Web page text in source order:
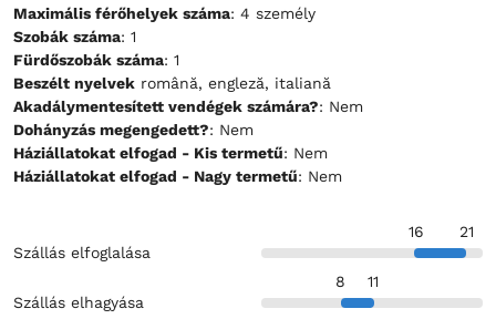
Maximális férőhelyek száma: 4 személy
Szobák száma: 1
Fürdőszobák száma: 1
Beszélt nyelvek română, engleză, italiană
Akadálymentesített vendégek számára?
: Nem
Dohányzás megengedett?
: Nem
Háziállatokat elfogad - Kis termetű
: Nem
Háziállatokat elfogad - Nagy termetű
: Nem
Szállás elfoglalása
16 21
Szállás elhagyása
8 11